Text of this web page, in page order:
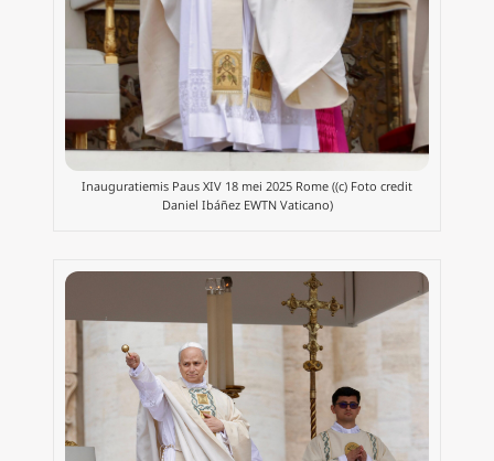
Inauguratiemis Paus XIV 18 mei 2025 Rome ((c) Foto credit
Daniel Ibáñez EWTN Vaticano)